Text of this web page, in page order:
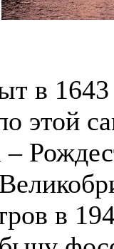
в
этой
–
в